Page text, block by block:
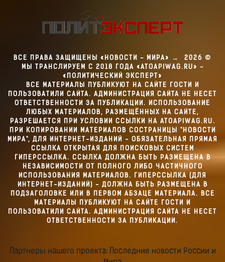
ВСЕ ПРАВА ЗАЩИЩЕНЫ «НОВОСТИ - МИРА» → 2026 ©
МЫ ТРАНСЛИРУЕМ С 2018 ГОДА «ATOAPIWAG.RU» -
«ПОЛИТИЧЕСКИЙ ЭКСПЕРТ»
ВСЕ МАТЕРИАЛЫ ПУБЛИКУЮТ НА САЙТЕ ГОСТИ И
ПОЛЬЗОВАТИЛИ САЙТА. АДМИНИСТРАЦИЯ САЙТА НЕ НЕСЕТ
ОТВЕТСТВЕННОСТИ ЗА ПУБЛИКАЦИИ. ИСПОЛЬЗОВАНИЕ
ЛЮБЫХ МАТЕРИАЛОВ, РАЗМЕЩЁННЫХ НА САЙТЕ,
РАЗРЕШАЕТСЯ ПРИ УСЛОВИИ ССЫЛКИ НА ATOAPIWAG.RU.
ПРИ КОПИРОВАНИИ МАТЕРИАЛОВ СОСТРАНИЦЫ "НОВОСТИ
МИРА", ДЛЯ ИНТЕРНЕТ-ИЗДАНИЙ - ОБЯЗАТЕЛЬНАЯ ПРЯМАЯ
ССЫЛКА ОТКРЫТАЯ ДЛЯ ПОИСКОВЫХ СИСТЕМ
ГИПЕРССЫЛКА. ССЫЛКА ДОЛЖНА БЫТЬ РАЗМЕЩЕНА В
НЕЗАВИСИМОСТИ ОТ ПОЛНОГО ЛИБО ЧАСТИЧНОГО
ИСПОЛЬЗОВАНИЯ МАТЕРИАЛОВ. ГИПЕРССЫЛКА (ДЛЯ
ИНТЕРНЕТ-ИЗДАНИЙ) - ДОЛЖНА БЫТЬ РАЗМЕЩЕНА В
ПОДЗАГОЛОВКЕ ИЛИ В ПЕРВОМ АБЗАЦЕ МАТЕРИАЛА. ВСЕ
МАТЕРИАЛЫ ПУБЛИКУЮТ НА САЙТЕ ГОСТИ И
ПОЛЬЗОВАТИЛИ САЙТА. АДМИНИСТРАЦИЯ САЙТА НЕ НЕСЕТ
ОТВЕТСТВЕННОСТИ ЗА ПУБЛИКАЦИИ.
Партнеры нашего проекта: Последние новости России и